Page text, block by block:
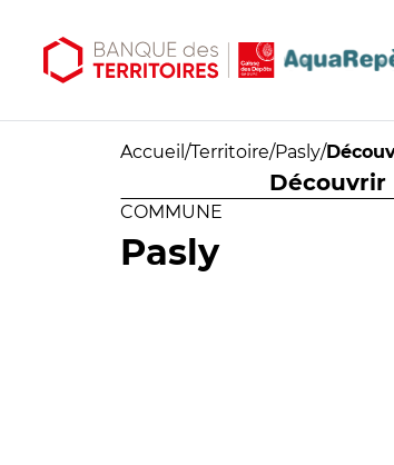
Accueil /Territoire/Pasly/
Découvrir
COMMUNE
Pasly